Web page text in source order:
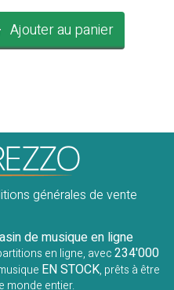
Ajouter au panier
générales de vente
de musique en ligne
en ligne, avec234'000
EN STOCK, prêts à être
monde entier.